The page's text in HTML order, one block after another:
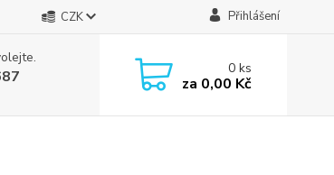
CZK Přihlášení
0ks
za 0,00 Kč